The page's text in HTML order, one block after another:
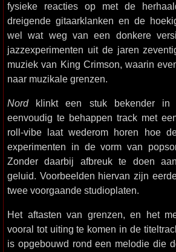
fysieke reacties op met de
dreigende gitaarklanken en de
wel wat weg van een donkere
jazzexperimenten uit de jaren
muziek van King Crimson, waarin
naar muzikale grenzen.
Nordklinkt een stuk bekender in
eenvoudig te behappen track met
roll-vibe laat wederom horen hoe
experimenten in de vorm van
Zonder daarbij afbreuk te doen
geluid. Voorbeelden hiervan zijn
twee voorgaande studioplaten.
Het aftasten van grenzen, en het
vooral tot uiting te komen in de
is opgebouwd rond een melodie die